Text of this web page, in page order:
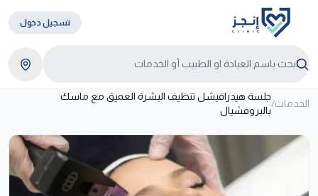
تسجيل دخول
الخدمات/
جلسة هيدرافيشل تنظيف البشرة العميق مع ماسك
بالبروفشيال